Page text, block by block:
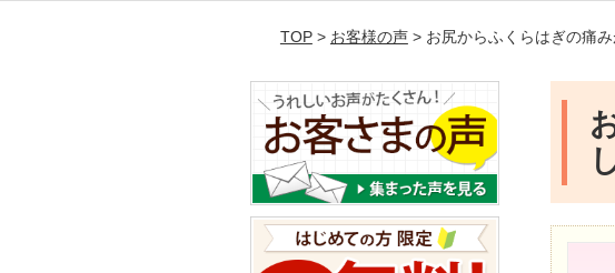
TOP> お客様の声> お尻からふくらはぎの痛み